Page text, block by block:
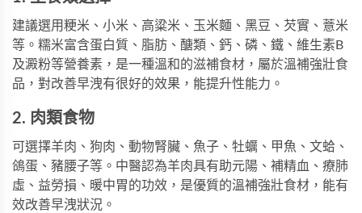
建議選用粳米、小米、高粱米、玉米麵、黑豆、芡實、薏米
等。糯米富含蛋白質、脂肪、醣類、鈣、磷、鐵、維生素B
及澱粉等營養素，是一種溫和的滋補食材，屬於溫補強壯食
品，對改善早洩有很好的效果，能提升性能力。
2. 肉類食物
可選擇羊肉、狗肉、動物腎臟、魚子、牡蠣、甲魚、文蛤、
鴿蛋、豬腰子等。中醫認為羊肉具有助元陽、補精血、療肺
虛、益勞損、暖中胃的功效，是優質的溫補強壯食材，能有
效改善早洩狀況。